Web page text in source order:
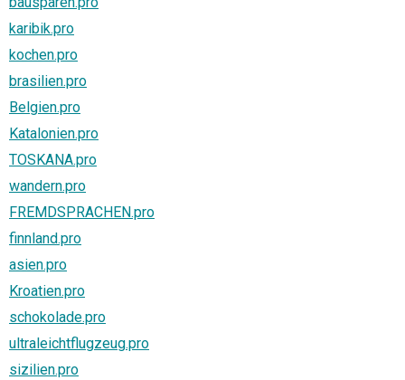
karibik.pro
kochen.pro
brasilien.pro
Belgien.pro
Katalonien.pro
TOSKANA.pro
wandern.pro
FREMDSPRACHEN.pro
finnland.pro
asien.pro
Kroatien.pro
schokolade.pro
ultraleichtflugzeug.pro
sizilien.pro